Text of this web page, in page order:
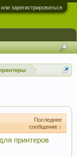
зарегистрироваться
Последнее
сообщение ↓
принтеров